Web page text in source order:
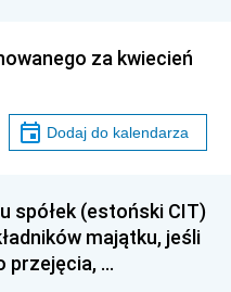
za kwiecień
Dodaj do kalendarza
spółek (estoński CIT)
majątku, jeśli
przejęcia, …